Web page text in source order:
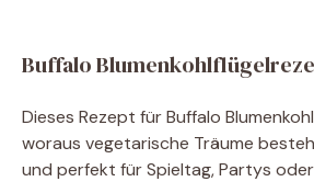
Buffalo
Dieses Rezept für Buffalo
woraus vegetarische Träume
und perfekt für Spieltag, Partys